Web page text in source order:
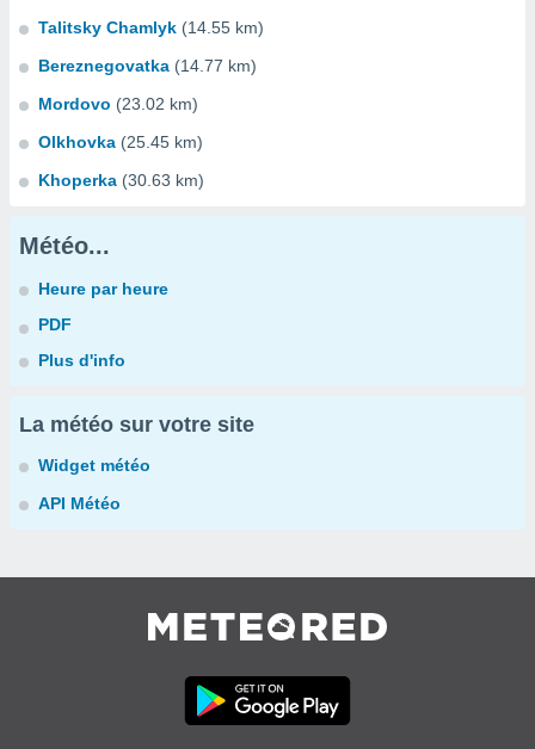
Talitsky Chamlyk (14.55 km)
Bereznegovatka (14.77 km)
Mordovo (23.02 km)
Olkhovka (25.45 km)
Khoperka (30.63 km)
Météo...
Heure par heure
PDF
Plus d'info
La météo sur votre site
Widget météo
API Météo